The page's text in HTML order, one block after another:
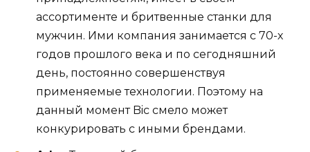
ассортименте и бритвенные станки для
мужчин. Ими компания занимается с 70-х
годов прошлого века и по сегодняшний
день, постоянно совершенствуя
применяемые технологии. Поэтому на
данный момент Bic смело может
конкурировать с иными брендами.